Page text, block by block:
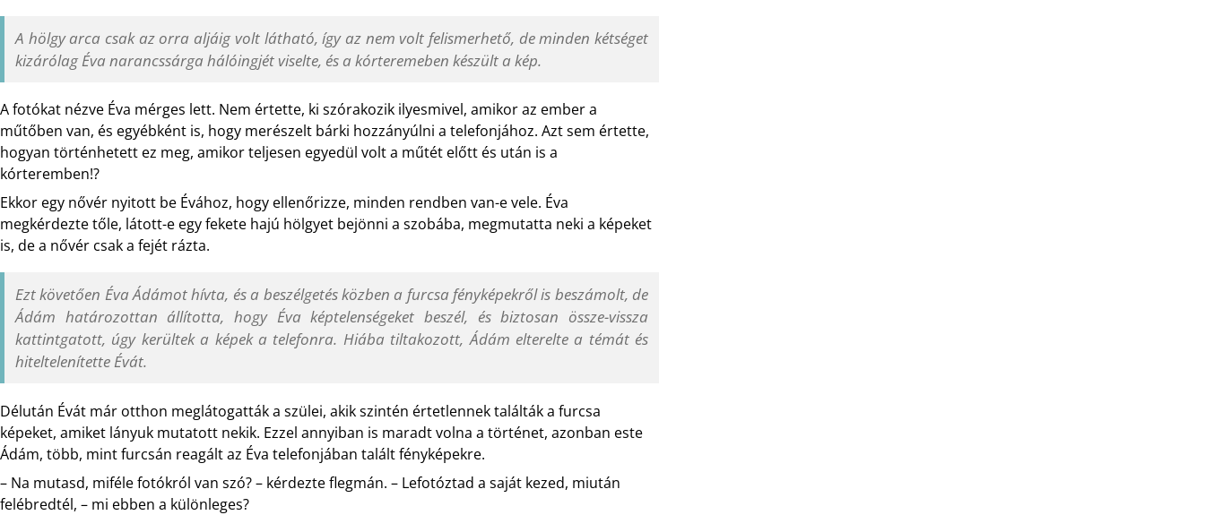
A hölgy arca csak az orra aljáig volt látható, így az nem volt felismerhető, de minden kétséget
kizárólag Éva narancssárga hálóingjét viselte, és a kórteremeben készült a kép.
A fotókat nézve Éva mérges lett. Nem értette, ki szórakozik ilyesmivel, amikor az ember a
műtőben van, és egyébként is, hogy merészelt bárki hozzányúlni a telefonjához. Azt sem értette,
hogyan történhetett ez meg, amikor teljesen egyedül volt a műtét előtt és után is a
kórteremben!?
Ekkor egy nővér nyitott be Évához, hogy ellenőrizze, minden rendben van-e vele. Éva
megkérdezte tőle, látott-e egy fekete hajú hölgyet bejönni a szobába, megmutatta neki a képeket
is, de a nővér csak a fejét rázta.
Ezt követően Éva Ádámot hívta, és a beszélgetés közben a furcsa fényképekről is beszámolt, de
Ádám határozottan állította, hogy Éva képtelenségeket beszél, és biztosan össze-vissza
kattintgatott, úgy kerültek a képek a telefonra. Hiába tiltakozott, Ádám elterelte a témát és
hiteltelenítette Évát.
Délután Évát már otthon meglátogatták a szülei, akik szintén értetlennek találták a furcsa
képeket, amiket lányuk mutatott nekik. Ezzel annyiban is maradt volna a történet, azonban este
Ádám, több, mint furcsán reagált az Éva telefonjában talált fényképekre.
– Na mutasd, miféle fotókról van szó? – kérdezte flegmán. – Lefotóztad a saját kezed, miután
felébredtél, – mi ebben a különleges?